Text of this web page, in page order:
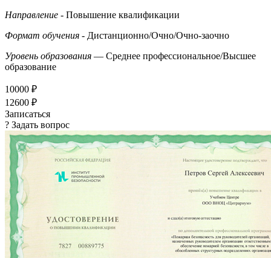
Направление - Повышение квалификации
Формат обучения - Дистанционно/Очно/Очно-заочно
Уровень образования — Среднее профессиональное/Высшее
образование
10000 ₽
12600 ₽
Записаться
? Задать вопрос